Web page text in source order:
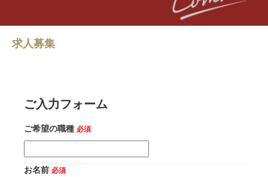
求人募集
ご入力フォーム
ご希望の職種 必須
お名前 必須